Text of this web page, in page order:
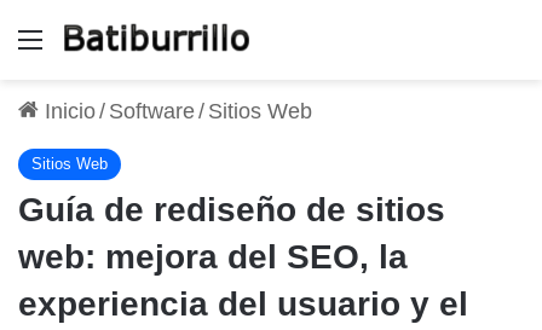
Menú
Inicio/ Software/ Sitios Web
Sitios Web
Guía de rediseño de sitios
web: mejora del SEO, la
experiencia del usuario y el